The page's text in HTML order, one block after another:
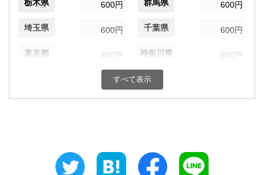
栃木県 600円 群馬県 600円
埼玉県 600円 千葉県 600円
東京都 600円 神奈川県 600円
600円 富山県
静岡県
すべて表示